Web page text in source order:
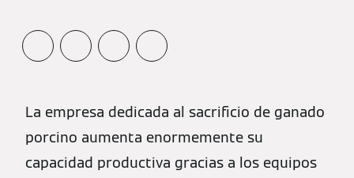
La empresa dedicada al sacrificio de ganado
porcino aumenta enormemente su
capacidad productiva gracias a los equipos